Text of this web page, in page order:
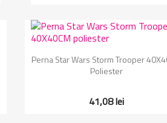
Vizualizare rapida
Perna Star Wars Storm Trooper
Poliester
41,08 lei